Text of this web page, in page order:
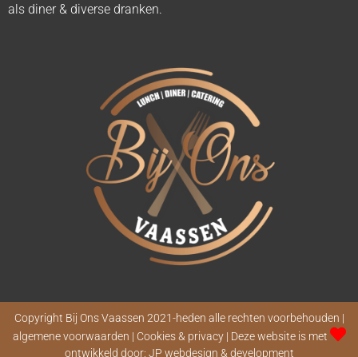
als diner & diverse dranken.
Copyright Bij Ons Vaassen 2021-heden alle rechten voorbehouden |
algemene voorwaarden | Cookies & privacy | Deze website is met
ontwikkeld door: JP webdesign & development